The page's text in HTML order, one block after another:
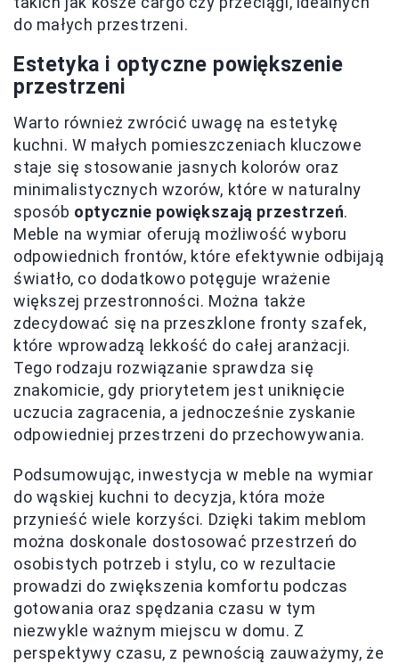
do małych przestrzeni.
Estetyka i optyczne powiększenie
przestrzeni
Warto również zwrócić uwagę na estetykę
kuchni. W małych pomieszczeniach kluczowe
staje się stosowanie jasnych kolorów oraz
minimalistycznych wzorów, które w naturalny
sposób optycznie powiększają przestrzeń.
Meble na wymiar oferują możliwość wyboru
odpowiednich frontów, które efektywnie odbijają
światło, co dodatkowo potęguje wrażenie
większej przestronności. Można także
zdecydować się na przeszklone fronty szafek,
które wprowadzą lekkość do całej aranżacji.
Tego rodzaju rozwiązanie sprawdza się
znakomicie, gdy priorytetem jest uniknięcie
uczucia zagracenia, a jednocześnie zyskanie
odpowiedniej przestrzeni do przechowywania.
Podsumowując, inwestycja w meble na wymiar
do wąskiej kuchni to decyzja, która może
przynieść wiele korzyści. Dzięki takim meblom
można doskonale dostosować przestrzeń do
osobistych potrzeb i stylu, co w rezultacie
prowadzi do zwiększenia komfortu podczas
gotowania oraz spędzania czasu w tym
niezwykle ważnym miejscu w domu. Z
perspektywy czasu, z pewnością zauważymy, że